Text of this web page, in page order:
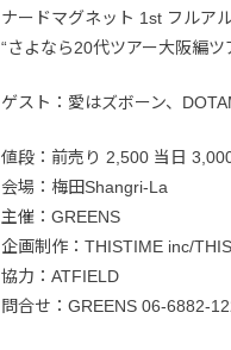
ナードマグネット 1st フルア
“さよなら20代ツアー大阪編ツ
ゲスト：愛はズボーン、
値段：前売り 2,500 当日
会場：梅田Shangri-La
主催：GREENS
企画制作：THISTIME inc/
協力：ATFIELD
問合せ：GREENS 06-6882-